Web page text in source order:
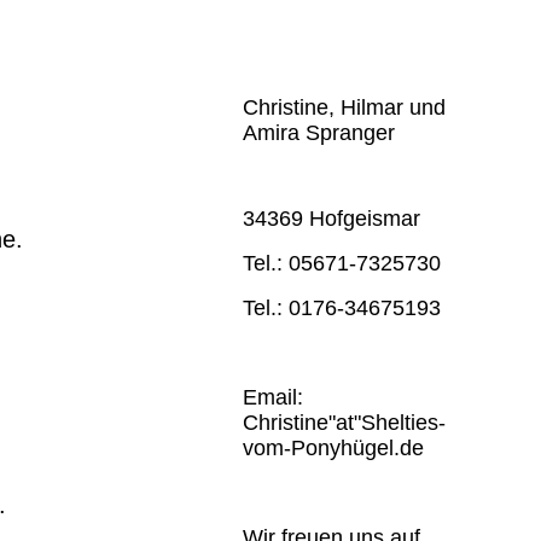
Christine, Hilmar und
Amira Spranger
34369 Hofgeismar
Tel.: 05671-7325730
Tel.: 0176-34675193
Email:
Christine"at"Shelties-
vom-Ponyhügel.de